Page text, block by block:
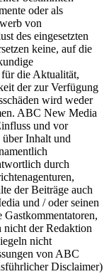
oder als
von
des eingesetzten
keine, auf die
die Aktualität,
der zur Verfügung
wird weder
ABC New Media
und vor
Inhalt und
durch
der Beiträge auch
und / oder seinen
nicht der Redaktion
nicht
von ABC
Disclaimer)